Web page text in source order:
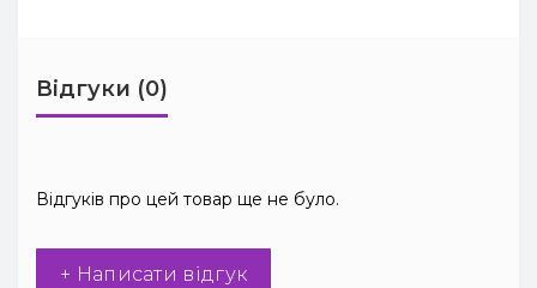
Відгуки (0)
Відгуків про цей товар ще не було.
+ Написати відгук